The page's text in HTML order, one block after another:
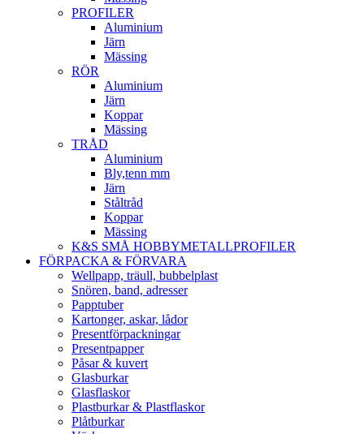
PROFILER
Aluminium
Järn
Mässing
RÖR
Aluminium
Järn
Koppar
Mässing
TRÅD
Aluminium
Bly,tenn mm
Järn
Ståltråd
Koppar
Mässing
K&S SMÅ HOBBYMETALLPROFILER
FÖRPACKA & FÖRVARA
Wellpapp, träull, bubbelplast
Snören, band, adresser
Papptuber
Kartonger, askar, lådor
Presentförpackningar
Presentpapper
Påsar & kuvert
Glasburkar
Glasflaskor
Plastburkar & Plastflaskor
Plåtburkar